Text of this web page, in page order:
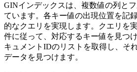
GINインデックスは、複数値の列と
ています。各キー値の出現位置を記
的なクエリを実現します。クエリを
件に従って、対応するキー値を見つ
キュメントIDのリストを取得し、そ
データを見つけます。